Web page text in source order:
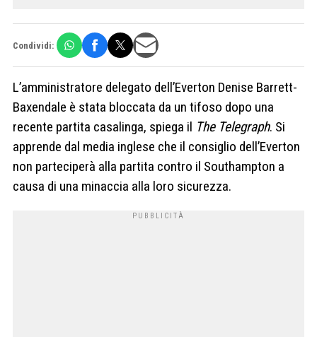
Condividi:
L’amministratore delegato dell’Everton Denise Barrett-
Baxendale è stata bloccata da un tifoso dopo una
recente partita casalinga, spiega il The Telegraph. Si
apprende dal media inglese che il consiglio dell’Everton
non parteciperà alla partita contro il Southampton a
causa di una minaccia alla loro sicurezza.